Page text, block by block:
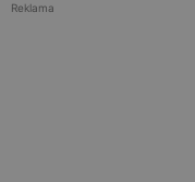
Reklama